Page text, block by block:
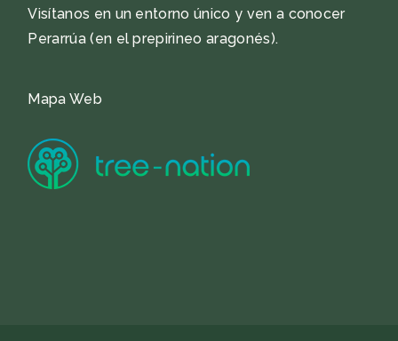
Visítanos en un entorno único y ven a conocer
Perarrúa (en el prepirineo aragonés).
Mapa Web